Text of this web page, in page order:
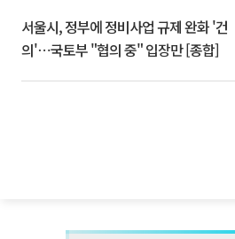
서울시, 정부에 정비사업 규제 완화 '건
의'⋯국토부 "협의 중" 입장만 [종합]